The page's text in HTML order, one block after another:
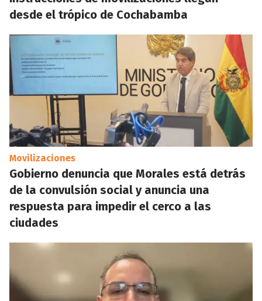
desde el trópico de Cochabamba
Movilizaciones
Gobierno denuncia que Morales está detrás
de la convulsión social y anuncia una
respuesta para impedir el cerco a las
ciudades